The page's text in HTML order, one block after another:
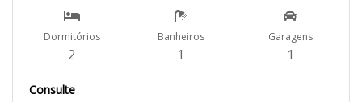
Dormitórios
2
Banheiros
1
Garagens
1
Consulte